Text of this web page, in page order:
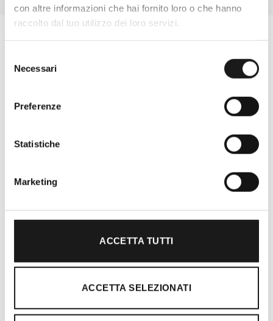
con altre informazioni che hai fornito loro o che hanno
raccolto dal tuo utilizzo dei loro servizi.
delNecessari
Preferenze
Statistiche
Marketing
ACCETTA TUTTI
ACCETTA SELEZIONATI
Nato nel 1990 con il nome di Rifugio
per amanti dell’outdoor a Roma e nel
Lazio. Da sempre soddisfiamo i nostri
gratificante.